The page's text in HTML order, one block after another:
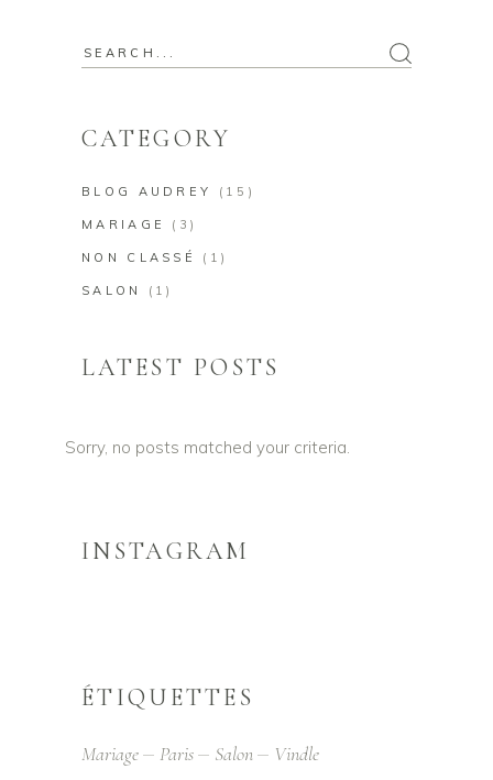
Search
CATEGORY
BLOG AUDREY (15)
MARIAGE (3)
NON CLASSÉ (1)
SALON (1)
LATEST POSTS
Sorry, no posts matched your criteria.
INSTAGRAM
ÉTIQUETTES
Mariage Paris Salon Vindle